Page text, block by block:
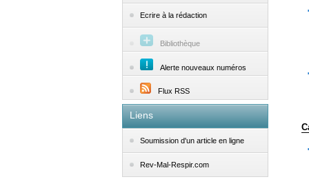
Ecrire à la rédaction
Bibliothèque
Alerte nouveaux numéros
Flux RSS
Liens
Soumission d'un article en ligne
Rev-Mal-Respir.com